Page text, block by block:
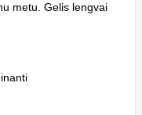
metu. Gelis lengvai